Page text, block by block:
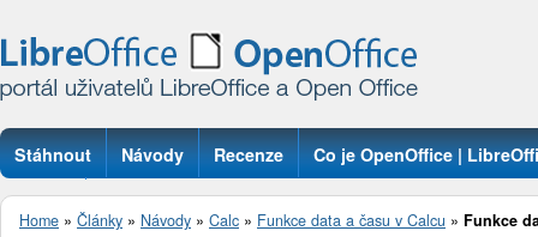
Stáhnout Návody Recenze Co je OpenOffice |
Otázky
Home » Články » Návody » Calc » Funkce data a času v Calcu » Funkce